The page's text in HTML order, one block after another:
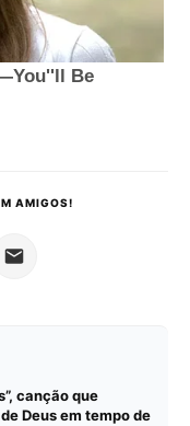
AMIGOS!
canção que
Deus em tempo de